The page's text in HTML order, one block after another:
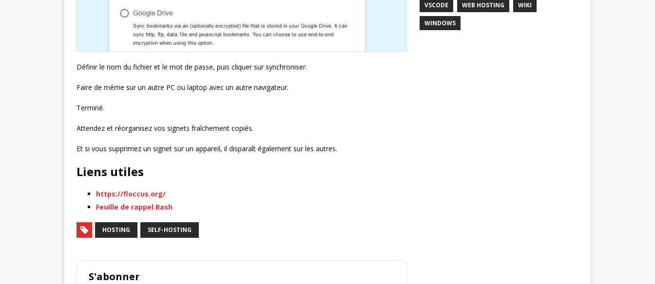
Définir le nom du fichier et le mot de passe, puis cliquer sur synchroniser.
Faire de même sur un autre PC ou laptop avec un autre navigateur.
Terminé.
Attendez et réorganisez vos signets fraîchement copiés.
Et si vous supprimez un signet sur un appareil, il disparaît également sur les autres.
Liens utiles
https://floccus.org/
Feuille de rappel Bash
HOSTING SELF-HOSTING
S'abonner
VSCODE WEB HOSTING WIKI
WINDOWS